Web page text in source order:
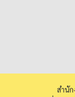
สำนั